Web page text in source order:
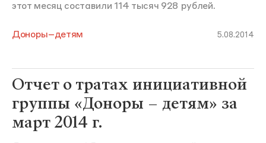
этот месяц составили 114 тысяч 928 рублей.
Доноры–детям 5.08.2014
Отчет о тратах инициативной
группы «Доноры – детям» за
март 2014 г.